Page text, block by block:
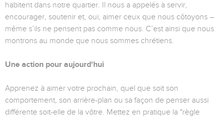
habitent dans notre quartier. Il nous a appelés à servir,
encourager, soutenir et, oui, aimer ceux que nous côtoyons –
même s’ils ne pensent pas comme nous. C’est ainsi que nous
montrons au monde que nous sommes chrétiens.
Une action pour aujourd'hui
Apprenez à aimer votre prochain, quel que soit son
comportement, son arrière-plan ou sa façon de penser aussi
différente soit-elle de la vôtre. Mettez en pratique la "règle